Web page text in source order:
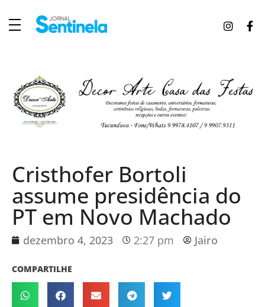
Cristhofer Bortoli
assume presidência do
PT em Novo Machado
dezembro 4, 2023 2:27 pm Jairo
COMPARTILHE